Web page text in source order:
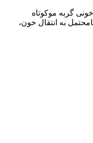
گربه موکوتاه
به انتقال خون،